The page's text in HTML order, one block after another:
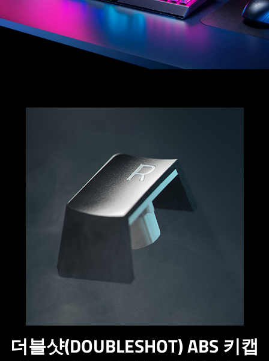
더블샷(DOUBLESHOT) ABS 키캡